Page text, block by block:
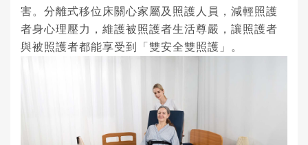
害。分離式移位床關心家屬及照護人員，減輕照護
者身心理壓力，維護被照護者生活尊嚴，讓照護者
與被照護者都能享受到「雙安全雙照護」。